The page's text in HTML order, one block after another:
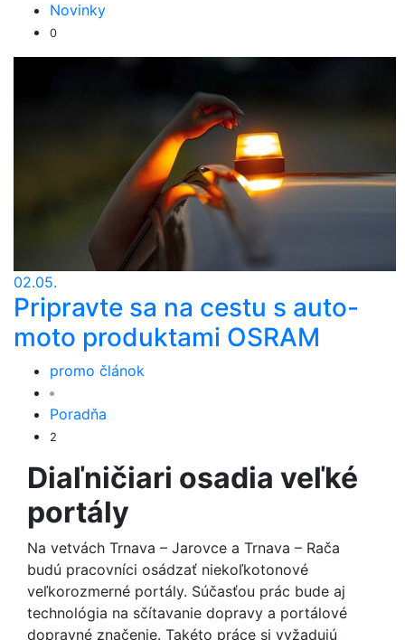
Novinky
0
02.05.
Pripravte sa na cestu s auto-
moto produktami OSRAM
promo článok
Poradňa
2
Diaľničiari osadia veľké
portály
Na vetvách Trnava – Jarovce a Trnava – Rača
budú pracovníci osádzať niekoľkotonové
veľkorozmerné portály. Súčasťou prác bude aj
technológia na sčítavanie dopravy a portálové
dopravné značenie. Takéto práce si vyžadujú